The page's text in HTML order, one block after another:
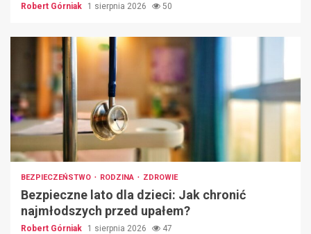
Robert Górniak 1 sierpnia 2026 50
BEZPIECZEŃSTWO RODZINA ZDROWIE
Bezpieczne lato dla dzieci: Jak chronić
najmłodszych przed upałem?
Robert Górniak 1 sierpnia 2026 47